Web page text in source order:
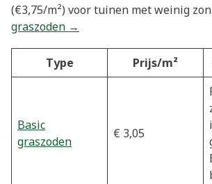
(€3,75/m²) voor tuinen met weinig zon.
graszoden →
Type Prijs/m²
Basic
graszoden
€ 3,05